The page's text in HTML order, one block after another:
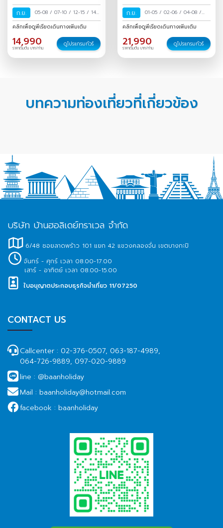
ก.ย. 05-08 / 07-10 / 12-15 / 14-
17/19-22/21-24/26-29
/
คลิกเพื่อดูพีเรียดเดินทางเพิ่มเติม
14,990
ราคาเริ่มต้น บาท/ท่าน
ดูโปรแกรมทัวร์
ก.ย. 01-05 / 02-06 / 04-08 /
09-13/11-15/16-20/18-
22
คลิกเพื่อดูพีเรียดเดินทางเพิ่มเติม
21,990
ราคาเริ่มต้น บาท/ท่าน
ดูโปรแกรมทัวร์
บทความท่องเที่ยวที่เกี่ยวข้อง
บริษัท บ้านฮอลิเดย์ทราเวล จำกัด
6/48 ซอยลาดพร้าว 101 แยก 42 แขวงคลองจั่น เขตบางกะปิ
จันทร์ - ศุกร์ เวลา 08.00-17.00
เสาร์ - อาทิตย์ เวลา 08.00-15.00
ใบอนุญาตประกอบธุรกิจนำเที่ยว 11/07250
CONTACT US
Callcenter : 02-376-0507, 063-187-4989,
064-726-9889, 097-020-9889
line : @baanholiday
Mail : baanholiday@hotmail.com
facebook : baanholiday